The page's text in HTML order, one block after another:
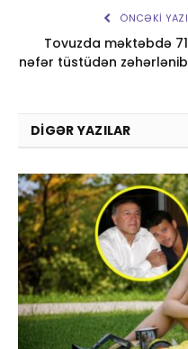
ÖNCƏKI YAZI
Tovuzda məktəbdə 71
nəfər tüstüdən zəhərlənib
DIGƏR YAZILAR